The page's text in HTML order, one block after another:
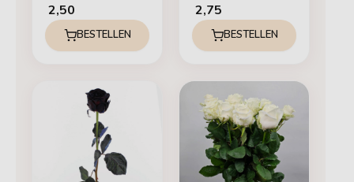
2,50
BESTELLEN
2,75
BESTELLEN